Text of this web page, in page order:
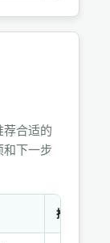
荐合适的
和下一步
推荐选择